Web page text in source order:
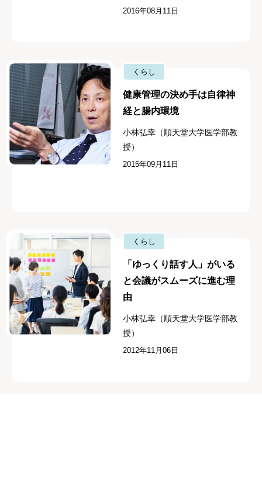
2016年08月11日
くらし
健康管理の決め手は自律神
経と腸内環境
小林弘幸（順天堂大学医学部教
授）
2015年09月11日
くらし
「ゆっくり話す人」がいる
と会議がスムーズに進む理
由
小林弘幸（順天堂大学医学部教
授）
2012年11月06日